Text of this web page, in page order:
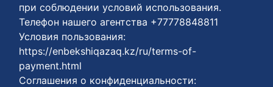
при соблюдении условий использования.
Телефон нашего агентства +77778848811
Условия пользования:
https://enbekshiqazaq.kz/ru/terms-of-
payment.html
Соглашения о конфиденциальности: